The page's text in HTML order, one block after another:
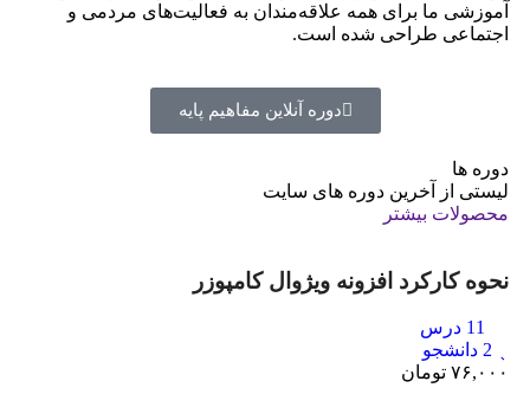
آموزشی ما برای همه علاقه‌مندان به فعالیت‌های مردمی و
اجتماعی طراحی شده است.
دوره آنلاین مفاهیم پایه
دوره ها
لیستی از آخرین دوره های سایت
محصولات بیشتر
نحوه کارکرد افزونه ویژوال کامپوزر
۷۶,۰۰۰ تومان